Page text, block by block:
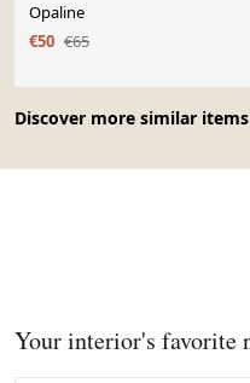
Discover more similar items
Opaline
€50 €65
Your interior's favorite